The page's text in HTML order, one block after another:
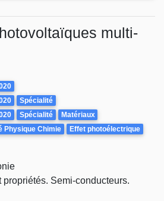
multi-
Spécialité
Spécialité
Matériaux
Physique Chimie
Effet photoélectrique
propriétés. Semi-conducteurs.